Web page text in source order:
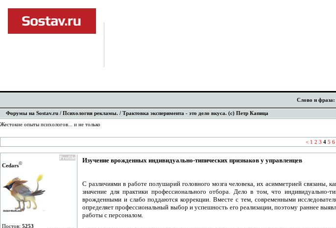
Слово и фраза:
Форумы на Sostav.ru / Психология рекламы. / Трактовка эксперимента - это дело вкуса. (с) Петр Капица
Жестокие опыты психологов... и не только
< 1 2 3 4 5 6
Profile
Cedars©
Постов: 5253
Изучение врожденных индивидуально-типических признаков у управленцев
С различиями в работе полушарий головного мозга человека, их асимметрией связаны,
значение для практики профессионального отбора. Дело в том, что индивидуально-
врожденными и слабо поддаются коррекции. Вместе с тем, современными
определяет профессиональный выбор и успешность его реализации, поэтому раннее
работы с персоналом.